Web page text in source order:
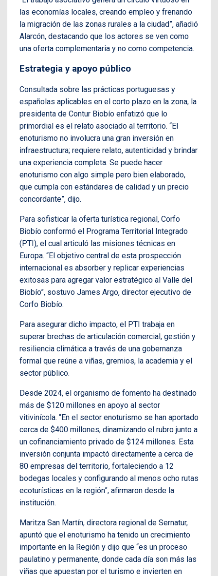
las economías locales, creando empleo y frenando
la migración de las zonas rurales a la ciudad”, añadió
Alarcón, destacando que los actores se ven como
una oferta complementaria y no como competencia.
Estrategia y apoyo público
Consultada sobre las prácticas portuguesas y
españolas aplicables en el corto plazo en la zona, la
presidenta de Contur Biobío enfatizó que lo
primordial es el relato asociado al territorio. “El
enoturismo no involucra una gran inversión en
infraestructura; requiere relato, autenticidad y brindar
una experiencia completa. Se puede hacer
enoturismo con algo simple pero bien elaborado,
que cumpla con estándares de calidad y un precio
concordante”, dijo.
Para sofisticar la oferta turística regional, Corfo
Biobío conformó el Programa Territorial Integrado
(PTI), el cual articuló las misiones técnicas en
Europa. “El objetivo central de esta prospección
internacional es absorber y replicar experiencias
exitosas para agregar valor estratégico al Valle del
Biobío”, sostuvo James Argo, director ejecutivo de
Corfo Biobío.
Para asegurar dicho impacto, el PTI trabaja en
superar brechas de articulación comercial, gestión y
resiliencia climática a través de una gobernanza
formal que reúne a viñas, gremios, la academia y el
sector público.
Desde 2024, el organismo de fomento ha destinado
más de $120 millones en apoyo al sector
vitivinícola. “En el sector enoturismo se han aportado
cerca de $400 millones, dinamizando el rubro junto a
un cofinanciamiento privado de $124 millones. Esta
inversión conjunta impactó directamente a cerca de
80 empresas del territorio, fortaleciendo a 12
bodegas locales y configurando al menos ocho rutas
ecoturísticas en la región”, afirmaron desde la
institución.
Maritza San Martín, directora regional de Sernatur,
apuntó que el enoturismo ha tenido un crecimiento
importante en la Región y dijo que “es un proceso
paulatino y permanente, donde cada día son más las
viñas que apuestan por el turismo e invierten en